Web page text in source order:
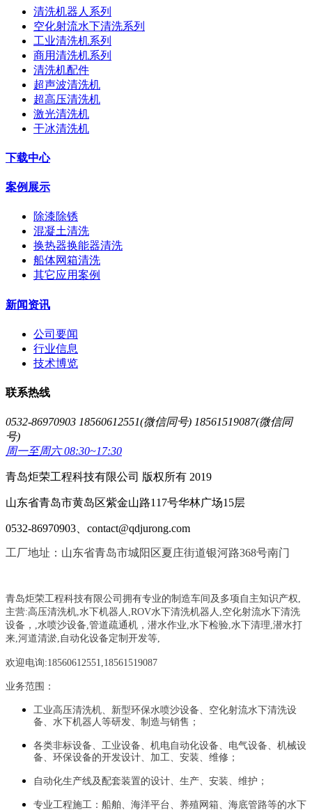
清洗机器人系列
空化射流水下清洗系列
工业清洗机系列
商用清洗机系列
清洗机配件
超声波清洗机
超高压清洗机
激光清洗机
干冰清洗机
下载中心
案例展示
除漆除锈
混凝土清洗
换热器换能器清洗
船体网箱清洗
其它应用案例
新闻资讯
公司要闻
行业信息
技术博览
联系热线
0532-86970903 18560612551(微信同号) 18561519087(微信同
号)
周一至周六 08:30~17:30
青岛炬荣工程科技有限公司 版权所有 2019
山东省青岛市黄岛区紫金山路117号华林广场15层
0532-86970903、contact@qdjurong.com
工厂地址：山东省青岛市城阳区夏庄街道银河路368号南门
青岛炬荣工程科技有限公司拥有专业的制造车间及多项自主知识产权,
主营:高压清洗机,水下机器人,ROV水下清洗机器人,空化射流水下清洗
设备， ,水喷沙设备,管道疏通机 ， 潜水作业,水下检验,水下清理,潜水打
来,河道清淤,自动化设备定制开发等,
欢迎电询:18560612551,18561519087
业务范围：
工业高压清洗机、新型环保水喷沙设备、空化射流水下清洗设
备、水下机器人等研发、制造与销售；
各类非标设备、工业设备、机电自动化设备、电气设备、机械设
备、环保设备的开发设计、加工、安装、维修；
自动化生产线及配套装置的设计、生产、安装、维护；
专业工程施工：船舶、海洋平台、养殖网箱、海底管路等的水下